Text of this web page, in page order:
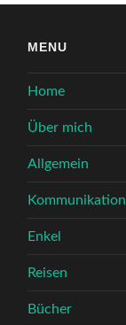
MENU
Home
Über mich
Allgemein
Kommunikation
Enkel
Reisen
Bücher